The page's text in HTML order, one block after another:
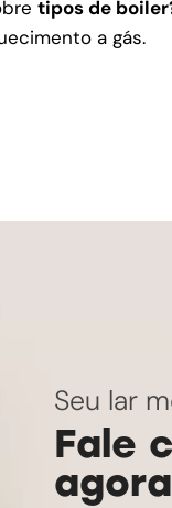
tipos de
a gás.
Seu lar
Fale